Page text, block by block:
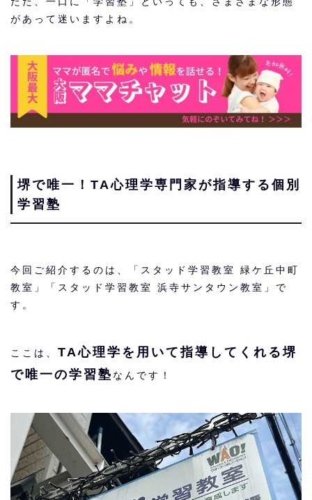
があって迷いますよね。
堺で唯一！TA心理学専門家が指導する個別
学習塾
今回ご紹介するのは、「スタッド学習教室 緑ケ丘中町
教室」「スタッド学習教室 浜寺サンタウン教室」で
す。
ここは、 TA心理学を用いて指導してくれる堺
で唯一の学習塾 なんです！